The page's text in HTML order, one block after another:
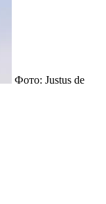
Фото: Justus de